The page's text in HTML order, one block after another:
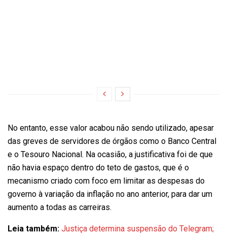
No entanto, esse valor acabou não sendo utilizado, apesar
das greves de servidores de órgãos como o Banco Central
e o Tesouro Nacional. Na ocasião, a justificativa foi de que
não havia espaço dentro do teto de gastos, que é o
mecanismo criado com foco em limitar as despesas do
governo à variação da inflação no ano anterior, para dar um
aumento a todas as carreiras.
Leia também: Justiça determina suspensão do Telegram;